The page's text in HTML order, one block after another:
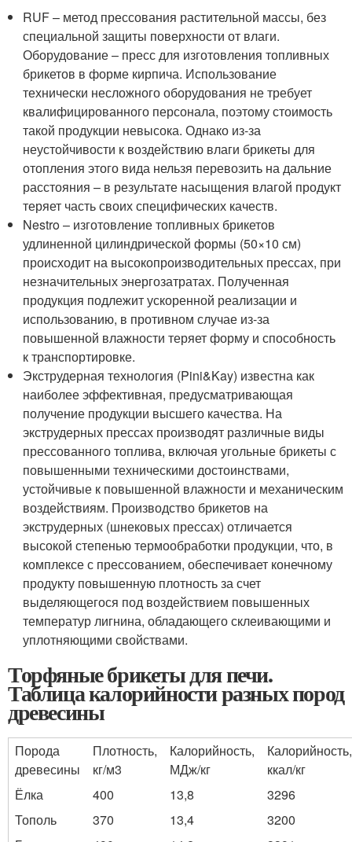
RUF – метод прессования растительной массы, без
специальной защиты поверхности от влаги.
Оборудование – пресс для изготовления топливных
брикетов в форме кирпича. Использование
технически несложного оборудования не требует
квалифицированного персонала, поэтому стоимость
такой продукции невысока. Однако из-за
неустойчивости к воздействию влаги брикеты для
отопления этого вида нельзя перевозить на дальние
расстояния – в результате насыщения влагой продукт
теряет часть своих специфических качеств.
Nestro – изготовление топливных брикетов
удлиненной цилиндрической формы (50×10 см)
происходит на высокопроизводительных прессах, при
незначительных энергозатратах. Полученная
продукция подлежит ускоренной реализации и
использованию, в противном случае из-за
повышенной влажности теряет форму и способность
к транспортировке.
Экструдерная технология (Pini&Kay) известна как
наиболее эффективная, предусматривающая
получение продукции высшего качества. На
экструдерных прессах производят различные виды
прессованного топлива, включая угольные брикеты с
повышенными техническими достоинствами,
устойчивые к повышенной влажности и механическим
воздействиям. Производство брикетов на
экструдерных (шнековых прессах) отличается
высокой степенью термообработки продукции, что, в
комплексе с прессованием, обеспечивает конечному
продукту повышенную плотность за счет
выделяющегося под воздействием повышенных
температур лигнина, обладающего склеивающими и
уплотняющими свойствами.
Торфяные брикеты для печи.
Таблица калорийности разных пород
древесины
Порода
древесины
Плотность,
кг/м3
Калорийность,
МДж/кг
Калорийность,
ккал/кг
Ёлка
400 13,8
3296
Тополь
370 13,4
3200